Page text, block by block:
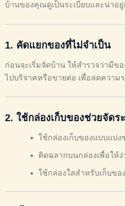
บ้านของคุณดูเป็นระเบียบและน่าอ
1. คัดแยกของที่ไม่จำเป็น
ก่อนจะเริ่มจัดบ้าน ให้สำรวจว่ามีข
ไปบริจาคหรือขายต่อ เพื่อลดความ
2. ใช้กล่องเก็บของช่วยจัดร
ใช้กล่องเก็บของแบบแบ่ง
ติดฉลากบนกล่องเพื่อให้
ใช้กล่องใสสำหรับเก็บขอ